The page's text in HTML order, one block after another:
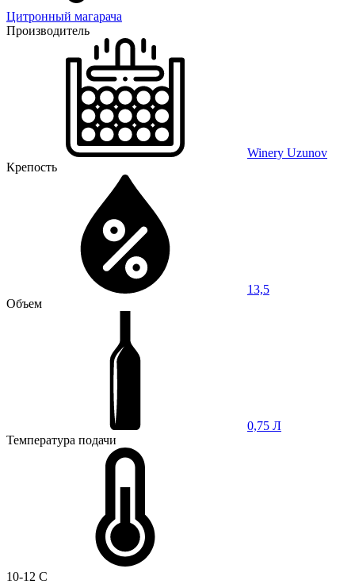
Цитронный магарача
Производитель
Winery Uzunov
Крепость
13,5
Объем
0,75 Л
Температура подачи
10-12 C